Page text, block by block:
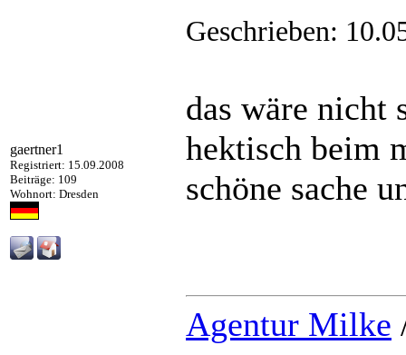
gaertner1
Registriert: 15.09.2008
Beiträge: 109
Wohnort: Dresden
Geschrieben:
das wäre nicht
hektisch beim
schöne sache
Agentur Milke